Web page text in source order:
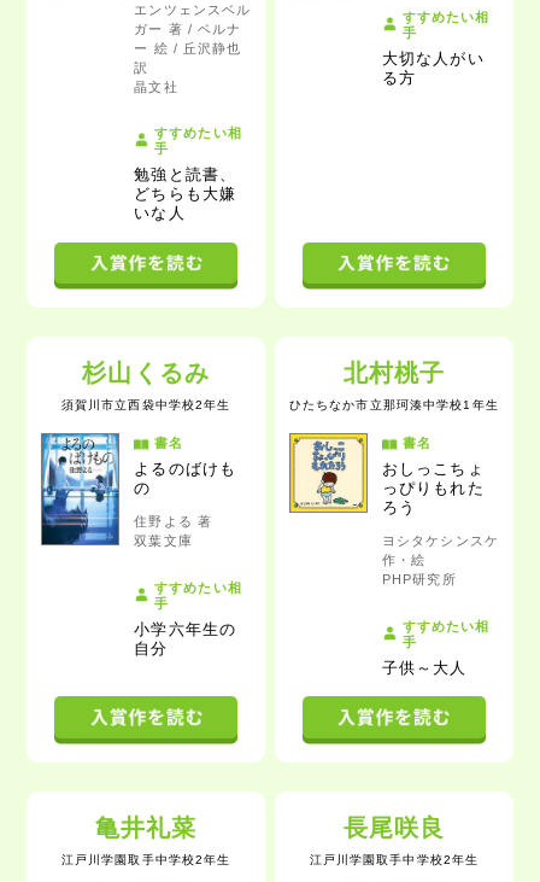
エンツェンスベル
ガー 著 / ベルナ
ー 絵 / 丘沢静也
訳
晶文社
すすめたい相
手
勉強と読書、
どちらも大嫌
いな人
すすめたい相
手
大切な人がい
る方
杉山くるみ
須賀川市立西袋中学校2年生
書名
よるのばけも
の
住野よる 著
双葉文庫
すすめたい相
手
小学六年生の
自分
北村桃子
ひたちなか市立那珂湊中学校1年生
書名
おしっこちょ
っぴりもれた
ろう
ヨシタケシンスケ
作・絵
PHP研究所
すすめたい相
手
子供～大人
亀井礼菜
江戸川学園取手中学校2年生
長尾咲良
江戸川学園取手中学校2年生